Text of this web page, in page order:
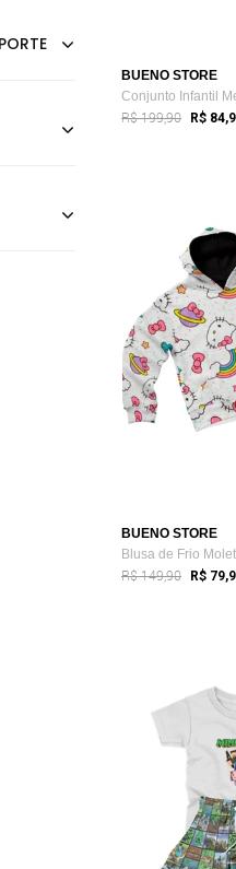
BUENO STORE
R$ 199,90 R$
BUENO STORE
R$ 149,90 R$